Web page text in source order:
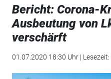
Bericht: Corona-
Ausbeutung von
verschärft
01.07.2020 18:30 Uhr | Lesezeit: